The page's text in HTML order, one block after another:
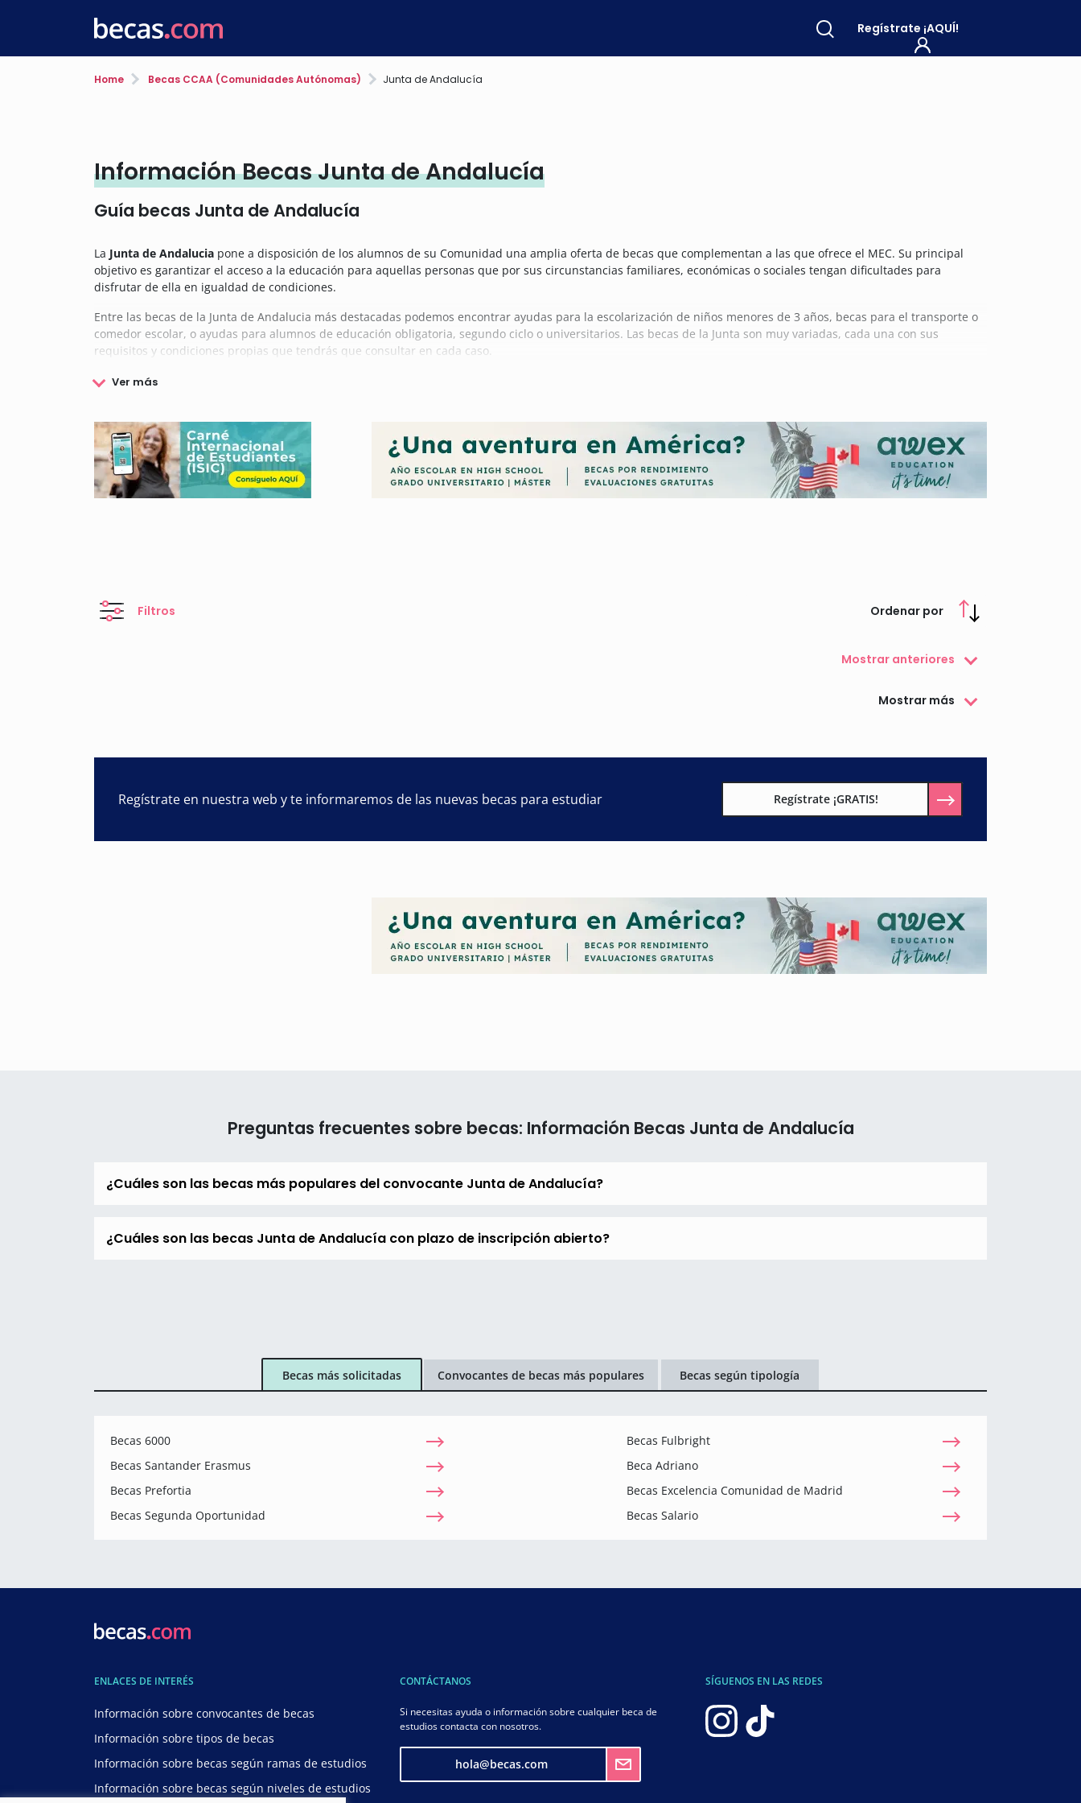
Regístrate ¡AQUÍ!
Home Becas CCAA (Comunidades Autónomas) Junta de Andalucía
Información Becas Junta de Andalucía
Guía becas Junta de Andalucía
La Junta de Andalucia pone a disposición de los alumnos de su Comunidad una amplia oferta de becas que complementan a las que ofrece el MEC. Su principal
objetivo es garantizar el acceso a la educación para aquellas personas que por sus circunstancias familiares, económicas o sociales tengan dificultades para
disfrutar de ella en igualdad de condiciones.
Entre las becas de la Junta de Andalucia más destacadas podemos encontrar ayudas para la escolarización de niños menores de 3 años, becas para el transporte o
comedor escolar, o ayudas para alumnos de educación obligatoria, segundo ciclo o universitarios. Las becas de la Junta son muy variadas, cada una con sus
requisitos y condiciones propias que tendrás que consultar en cada caso.
En esta página encontrarás toda la información sobre las becas de la Junta de Andalucia, te contaremos cuáles son las becas de la Junta más populares y te
Filtros Ordenar por
Mostrar anteriores
Mostrar más
Regístrate en nuestra web y te informaremos de las nuevas becas para estudiar Regístrate ¡GRATIS!
Preguntas frecuentes sobre becas: Información Becas Junta de Andalucía
¿Cuáles son las becas más populares del convocante Junta de Andalucía?
¿Cuáles son las becas Junta de Andalucía con plazo de inscripción abierto?
Becas más solicitadas Convocantes de becas más populares Becas según tipología
Becas 6000
Becas Fulbright
Becas Santander Erasmus
Beca Adriano
Becas Prefortia
Becas Excelencia Comunidad de Madrid
Becas Segunda Oportunidad
Becas Salario
ENLACES DE INTERÉS
Información sobre convocantes de becas
Información sobre tipos de becas
Información sobre becas según ramas de estudios
Información sobre becas según niveles de estudios
CONTÁCTANOS
Si necesitas ayuda o información sobre cualquier beca de
estudios contacta con nosotros.
hola@becas.com
SÍGUENOS EN LAS REDES